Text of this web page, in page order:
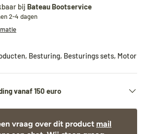
bij Bateau Bootservice
2-4 dagen
, Besturing, Besturings sets, Motor
vanaf 150 euro
vraag over dit product mail